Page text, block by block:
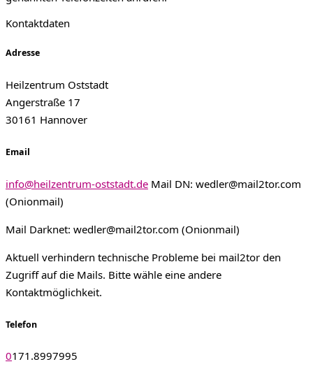
Kontaktdaten
Adress​e
Heilzentrum Oststadt
Angerstraße 17
30161 Hannover
Email
info@heilzentrum-oststadt.de Mail DN: wedler@mail2tor.com
(Onionmail)
Mail Darknet: wedler@mail2tor.com (Onionmail)
Aktuell verhindern technische Probleme bei mail2tor den
Zugriff auf die Mails. Bitte wähle eine andere
Kontaktmöglichkeit.
Telefon
0171.8997995